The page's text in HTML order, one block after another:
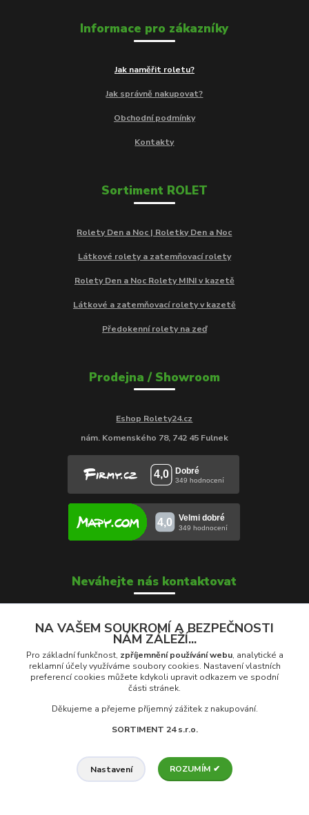
Informace pro zákazníky
Jak naměřit roletu?
Jak správně nakupovat?
Obchodní podmínky
Kontakty
Sortiment ROLET
Rolety Den a Noc | Roletky Den a Noc
Látkové rolety a zatemňovací rolety
Rolety Den a Noc Rolety MINI v kazetě
Látkové a zatemňovací rolety v kazetě
Předokenní rolety na zeď
Prodejna / Showroom
Eshop Rolety24.cz
nám. Komenského 78, 742 45 Fulnek
Neváhejte nás kontaktovat
Soňa Škrobánková
+420 739 000 639
Po - Pá: 8:00 - 16:00
prodej@rolety24.cz
© 2026 Eshop Rolety24.cz | Provozovatel: Sortiment 24 s.r.o., Na
Trávníkách 959, 742 13 Studénka, ČR
NA VAŠEM SOUKROMÍ A BEZPEČNOSTI
NÁM ZÁLEŽÍ...
Pro základní funkčnost, zpříjemnění používání webu, analytické a
reklamní účely využíváme soubory cookies. Nastavení vlastních
preferencí cookies můžete kdykoli upravit odkazem ve spodní
části stránek.
Děkujeme a přejeme příjemný zážitek z nakupování.
SORTIMENT 24 s.r.o.
Nastavení ROZUMÍM ✔